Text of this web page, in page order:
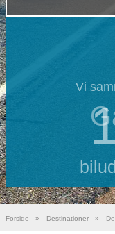
Vi
Forside » Destinationer »